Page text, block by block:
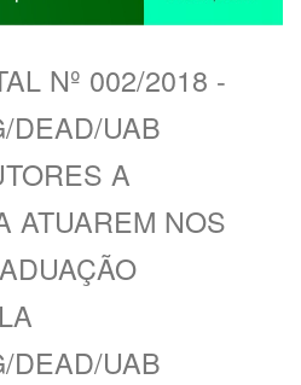
Nº 002/2018 -
DEAD/UAB
A
ATUAREM NOS
DEAD/UAB